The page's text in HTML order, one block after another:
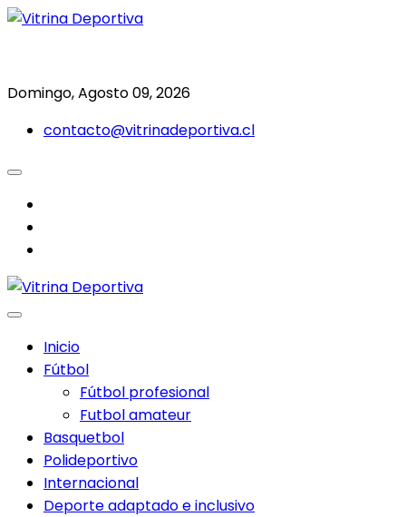
Saltar
Domingo, Agosto 09, 2026
contacto@vitrinadeportiva.cl
Inicio
Fútbol
Fútbol profesional
Futbol amateur
Basquetbol
Polideportivo
Internacional
Deporte adaptado e inclusivo